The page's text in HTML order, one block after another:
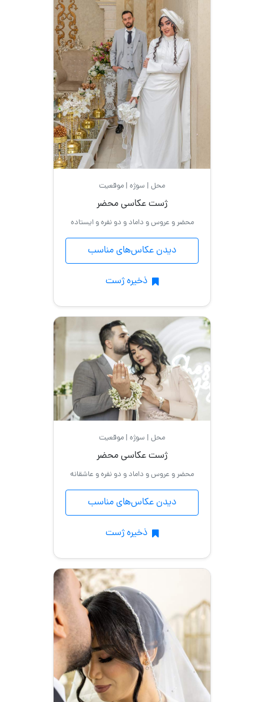
محل | سوژه | موقعیت
ژست عکاسی محضر
محضر و عروس و داماد و دو نفره و ایستاده
دیدن عکاس‌های مناسب
ذخیره ژست
محل | سوژه | موقعیت
ژست عکاسی محضر
محضر و عروس و داماد و دو نفره و عاشقانه
دیدن عکاس‌های مناسب
ذخیره ژست